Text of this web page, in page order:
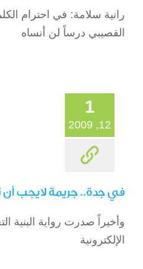
رانية سلامة: في احترام
القصيبي درساً لن أنساه
1
12, 2009
في جدة.. جريمة لايجب
وأخيراً صدرت رواية البنية
الإلكترونية